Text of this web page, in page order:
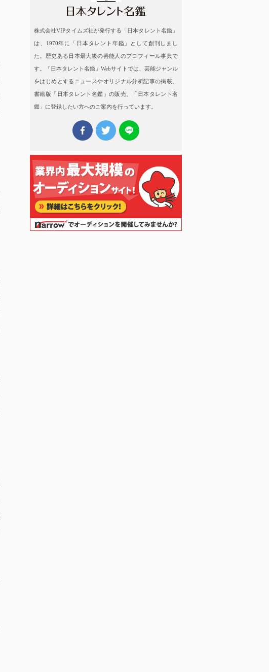
株式会社VIPタイムズ社が発行する「日本タレント名鑑」
は、1970年に「日本タレント年鑑」として創刊しまし
た。歴史ある日本最大級の芸能人のプロフィール事典で
す。「日本タレント名鑑」Webサイトでは、芸能ジャンル
をはじめとするニュースやオリジナル分析記事の掲載、
書籍版「日本タレント名鑑」の販売、「日本タレント名
鑑」に登録したい方へのご案内を行っています。